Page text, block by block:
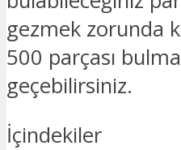
gezmek zorunda
500 parçası
geçebilirsiniz.
İçindekiler